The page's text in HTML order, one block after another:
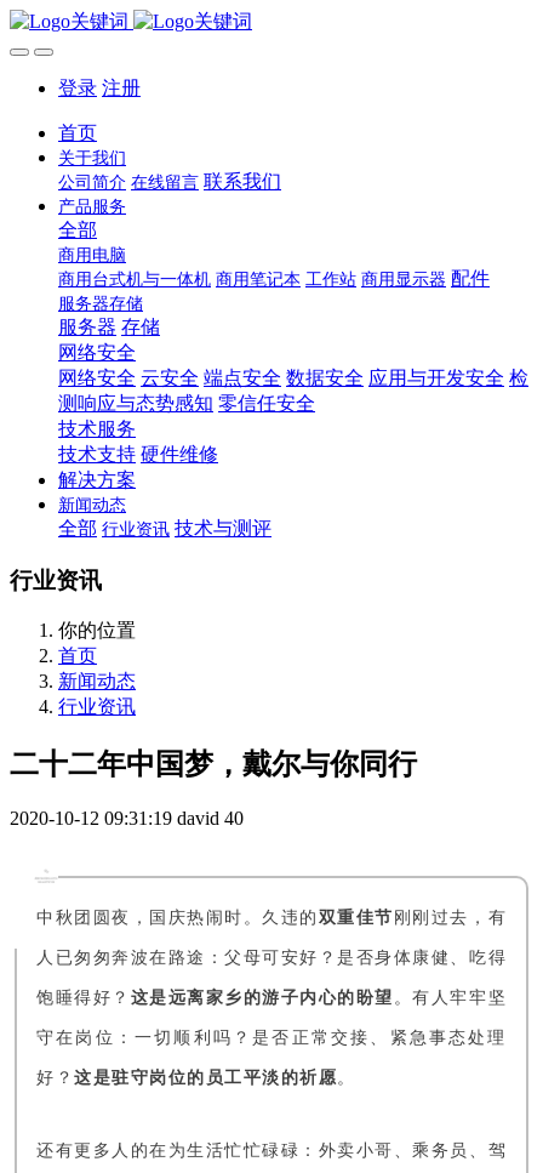
登录 注册
首页
关于我们
公司简介 在线留言 联系我们
产品服务
全部
商用电脑
商用台式机与一体机 商用笔记本 工作站 商用显示器 配件
服务器存储
服务器 存储
网络安全
网络安全 云安全 端点安全 数据安全 应用与开发安全 检
测响应与态势感知 零信任安全
技术服务
技术支持 硬件维修
解决方案
新闻动态
全部 行业资讯 技术与测评
行业资讯
你的位置
首页
新闻动态
行业资讯
二十二年中国梦，戴尔与你同行
2020-10-12 09:31:19 david 40
中秋团圆夜，国庆热闹时。久违的双重佳节刚刚过去， 有
人已匆匆奔波在路途：父母可安好？是否身体康健、吃得
饱睡得好？ 这是远离家乡的游子内心的盼望。有人牢牢坚
守在岗位：一切顺利吗？是否正常交接、紧急事态处理
好？ 这是驻守岗位的员工平淡的祈愿。
还有更多人的在为生活忙忙碌碌：外卖小哥、乘务员、驾